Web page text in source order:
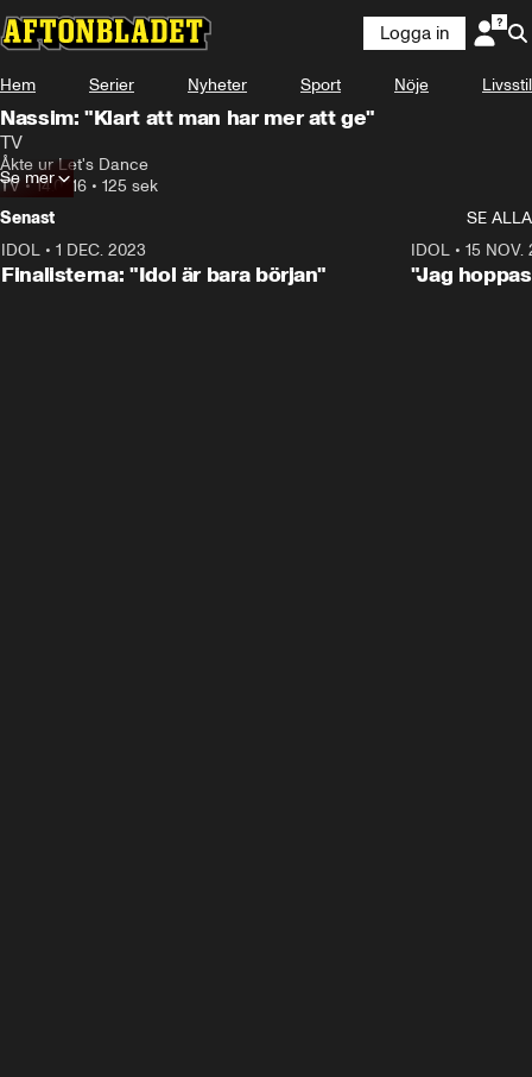
Logga in
Hem Serier Nyheter Sport Nöje Livsstil
Nassim: "Klart att man har mer att ge"
TV
Åkte ur Let's Dance
TV •14.07.16 • 125 sek
Se mer
Senast
SE ALLA
IDOL • 1 DEC. 2023
Finalisterna: "Idol är bara början"
IDOL• 15 NOV.
"Jag